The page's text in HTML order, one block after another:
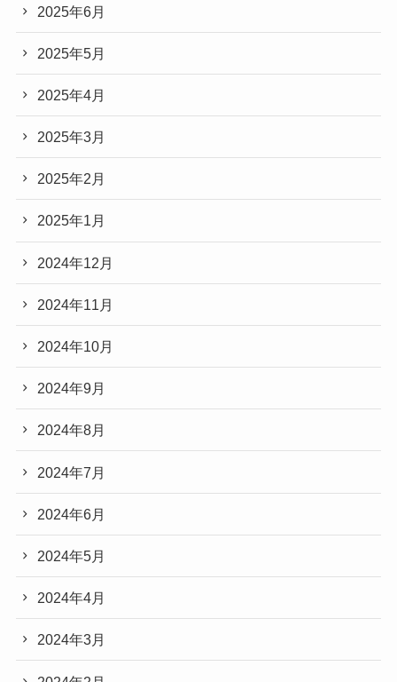
2025年6月
2025年5月
2025年4月
2025年3月
2025年2月
2025年1月
2024年12月
2024年11月
2024年10月
2024年9月
2024年8月
2024年7月
2024年6月
2024年5月
2024年4月
2024年3月